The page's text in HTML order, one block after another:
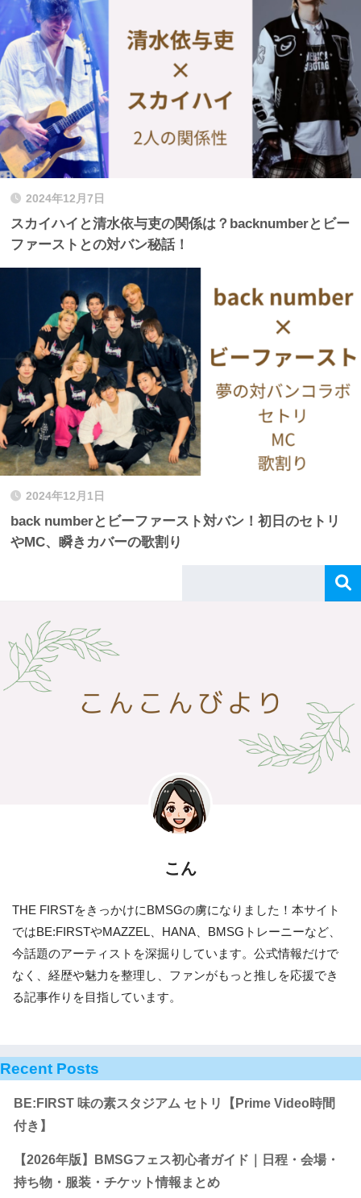
2024年12月7日
スカイハイと清水依与吏の関係は？backnumberとビー
ファーストとの対バン秘話！
2024年12月1日
back numberとビーファースト対バン！初日のセトリ
やMC、瞬きカバーの歌割り
こん
THE FIRSTをきっかけにBMSGの虜になりました！本サイト
ではBE:FIRSTやMAZZEL、HANA、BMSGトレーニーなど、
今話題のアーティストを深掘りしています。公式情報だけで
なく、経歴や魅力を整理し、ファンがもっと推しを応援でき
る記事作りを目指しています。
Recent Posts
BE:FIRST 味の素スタジアム セトリ【Prime Video時間
付き】
【2026年版】BMSGフェス初心者ガイド｜日程・会場・
持ち物・服装・チケット情報まとめ